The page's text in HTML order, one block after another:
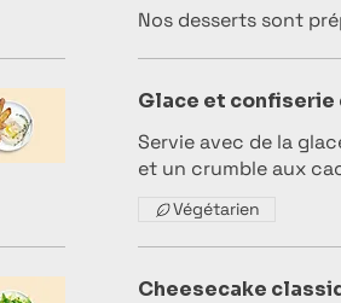
Nos desserts sont
Glace et confiserie
Servie avec de la
et un crumble aux
Végétarien
Cheesecake